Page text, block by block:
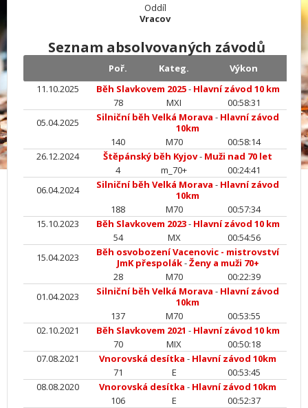
Oddíl
Vracov
Seznam absolvovaných závodů
Poř. Kateg.
Výkon
11.10.2025
Běh Slavkovem 2025- Hlavní závod 10 km
78
MXI
00:58:31
05.04.2025
Silniční běh Velká Morava - Hlavní závod
10km
140
M70
00:58:14
26.12.2024
Štěpánský běh Kyjov- Muži nad 70 let
4
m_70+
00:24:41
06.04.2024
Silniční běh Velká Morava - Hlavní závod
10km
188
M70
00:57:34
15.10.2023
Běh Slavkovem 2023- Hlavní závod 10 km
54
MX
00:54:56
15.04.2023
Běh osvobození Vacenovic - mistrovství
JmK přespolák-Ženy a muži 70+
28
M70
00:22:39
01.04.2023
Silniční běh Velká Morava - Hlavní závod
10km
137
M70
00:53:55
02.10.2021
Běh Slavkovem 2021 - Hlavní závod 10 km
70
MIX
00:50:18
07.08.2021
Vnorovská desítka - Hlavní závod 10km
71
E
00:53:45
08.08.2020
Vnorovská desítka - Hlavní závod 10km
106
E
00:52:37